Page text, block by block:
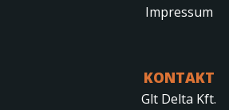
Impressum
KONTAKT
Glt Delta Kft.